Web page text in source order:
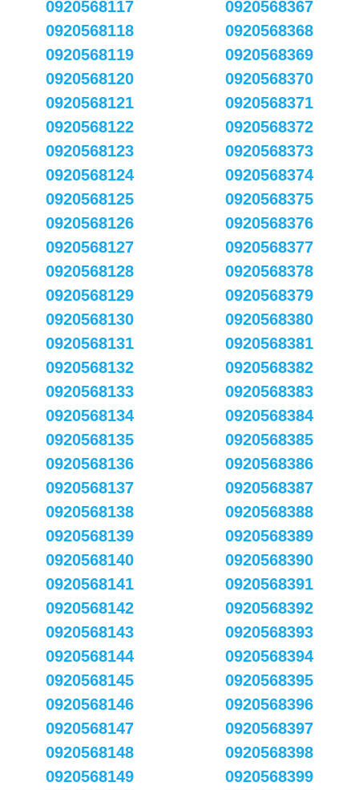
0920568117
0920568118
0920568119
0920568120
0920568121
0920568122
0920568123
0920568124
0920568125
0920568126
0920568127
0920568128
0920568129
0920568130
0920568131
0920568132
0920568133
0920568134
0920568135
0920568136
0920568137
0920568138
0920568139
0920568140
0920568141
0920568142
0920568143
0920568144
0920568145
0920568146
0920568147
0920568148
0920568149
0920568367
0920568368
0920568369
0920568370
0920568371
0920568372
0920568373
0920568374
0920568375
0920568376
0920568377
0920568378
0920568379
0920568380
0920568381
0920568382
0920568383
0920568384
0920568385
0920568386
0920568387
0920568388
0920568389
0920568390
0920568391
0920568392
0920568393
0920568394
0920568395
0920568396
0920568397
0920568398
0920568399